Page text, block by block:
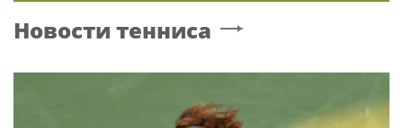
Новости тенниса